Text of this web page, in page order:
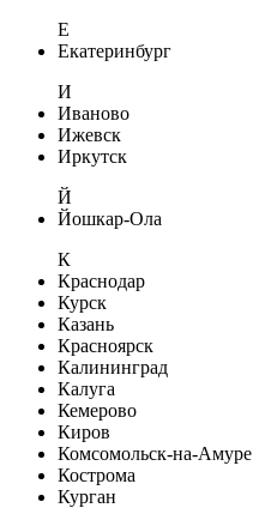
Е
Екатеринбург
И
Иваново
Ижевск
Иркутск
Й
Йошкар-Ола
К
Краснодар
Курск
Казань
Красноярск
Калининград
Калуга
Кемерово
Киров
Комсомольск-на-Амуре
Кострома
Курган